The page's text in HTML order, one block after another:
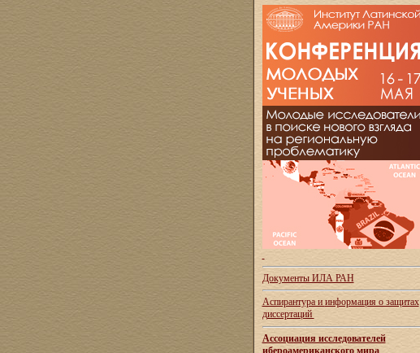
Документы ИЛА РАН
Аспирантура и информация о защитах
диссертаций
Ассоциация исследователей
ибероамериканского мира